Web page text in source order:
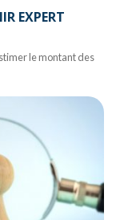
EXPERT
le montant des